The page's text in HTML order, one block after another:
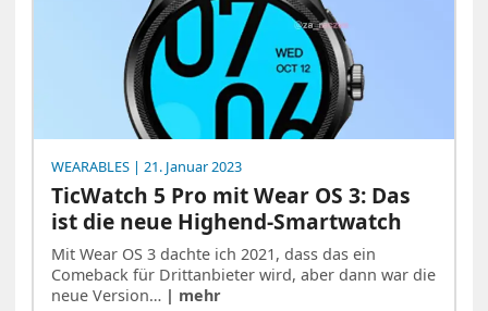
WEARABLES | 21. Januar 2023
TicWatch 5 Pro mit Wear OS 3: Das
ist die neue Highend-Smartwatch
Mit Wear OS 3 dachte ich 2021, dass das ein
Comeback für Drittanbieter wird, aber dann war die
neue Version… | mehr